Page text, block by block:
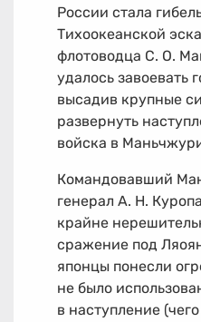
России стала
Тихоокеанской
флотоводца С. О.
удалось завоевать
высадив крупные
развернуть
войска в
Командовавший
генерал А. Н.
крайне
сражение под
японцы понесли
не было
в наступление